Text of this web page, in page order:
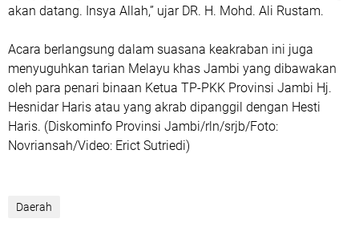
akan datang. Insya Allah,” ujar DR. H. Mohd. Ali Rustam.
Acara berlangsung dalam suasana keakraban ini juga
menyuguhkan tarian Melayu khas Jambi yang dibawakan
oleh para penari binaan Ketua TP-PKK Provinsi Jambi Hj.
Hesnidar Haris atau yang akrab dipanggil dengan Hesti
Haris. (Diskominfo Provinsi Jambi/rln/srjb/Foto:
Novriansah/Video: Erict Sutriedi)
Daerah